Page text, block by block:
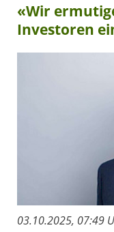
«Wir
Investoren
03.10.2025, 07:49